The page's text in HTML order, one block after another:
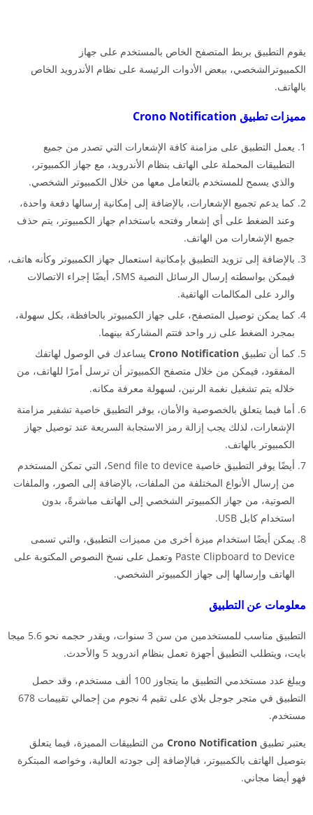
يقوم التطبيق بربط المتصفح الخاص بالمستخدم على جهاز
الكمبيوترالشخصي، ببعض الأدوات الرئيسة على نظام الأندرويد الخاص
بالهاتف.
مميزات تطبيق Crono Notification
يعمل التطبيق على مزامنة كافة الإشعارات التي تصدر من جميع
التطبيقات المحملة على الهاتف بنظام الأندرويد، مع جهاز الكمبيوتر،
والذي يسمح للمستخدم بالتعامل معها من خلال الكمبيوتر الشخصي.
كما يدعم تجميع الإشعارات، بالإضافة إلى إمكانية إرسالها دفعة واحدة،
وعند الضغط على أي إشعار وفتحه باستخدام جهاز الكمبيوتر، يتم حذف
جميع الإشعارات من الهاتف.
بالإضافة إلى تزويد التطبيق بإمكانية استعمال جهاز الكمبيوتر وكأنه هاتف،
فيمكن بواسطته إرسال الرسائل النصية SMS، أيضًا إجراء الاتصالات
والرد على المكالمات الهاتفية.
كما يمكن توصيل المتصفح، على جهاز الكمبيوتر بالحافظة، بكل سهولة،
بمجرد الضغط على زر واحد فتتم المشاركة بينهما.
كما أن تطبيق
يساعدك في الوصول لهاتفك
المفقود، فيمكن من خلال متصفح الكمبيوتر أن ترسل أمرًا للهاتف، من
خلاله يتم تشغيل نغمة الرنين، لسهولة معرفة مكانه.
أما فيما يتعلق بالخصوصية والأمان، يوفر التطبيق خاصية تشفير مزامنة
الإشعارات، لذلك يجب إزالة رمز الاستجابة السريعة عند توصيل جهاز
الكمبيوتر بالهاتف.
أيضًا يوفر التطبيق خاصية Send file to device، التي تمكن المستخدم
من إرسال الأنواع المختلفة من الملفات، بالإضافة إلى الصور، والملفات
الصوتية، من جهاز الكمبيوتر الشخصي إلى الهاتف مباشرةً، بدون
استخدام كابل USB.
يمكن أيضًا استخدام ميزة أخرى من مميزات التطبيق، والتي تسمى
Paste Clipboard to Device وتعمل على نسخ النصوص المكتوبة على
الهاتف وإرسالها إلى جهاز الكمبيوتر الشخصي.
معلومات عن التطبيق
التطبيق
مناسب للمستخدمين من سن 3 سنوات، ويقدر حجمه نحو 5.6 ميجا
بايت، ويتطلب التطبيق أجهزة تعمل بنظام اندرويد 5 والأحدث.
ويبلغ عدد مستخدمي التطبيق ما يتجاوز 100 ألف مستخدم، وقد حصل
التطبيق في متجر جوجل بلاي على تقيم 4 نجوم من إجمالي تقييمات 678
مستخدم.
يعتبر تطبيق Crono Notification من التطبيقات المميزة، فيما يتعلق
بتوصيل الهاتف بالكمبيوتر، فبالإضافة إلى جودته العالية، وخواصه المبتكرة
فهو أيضا مجاني.